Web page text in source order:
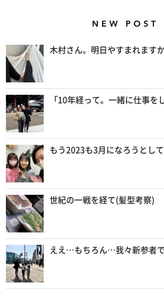
木村さん。明日やすまれます
「10年経って。一緒に仕事を
もう2023も3月になろうとして
世紀の一戦を経て(髪型考察)
ええ…もちろん…我々新参者